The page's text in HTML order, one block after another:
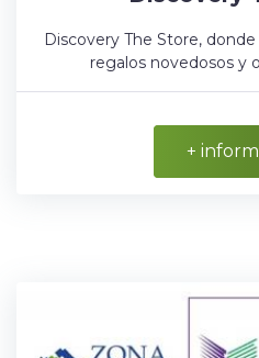
Discovery The Store,
regalos novedosos y
+